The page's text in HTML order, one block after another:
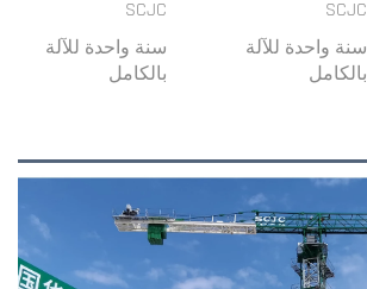
SCJC
SCJC
سنة واحدة للآلة
بالكامل
سنة واحدة للآلة
بالكامل